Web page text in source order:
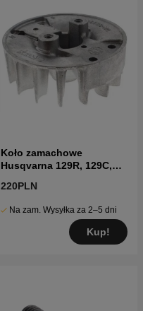
Koło zamachowe
Husqvarna 129R, 129C,
220PLN
Na zam. Wysyłka za 2–5 dni
Kup!